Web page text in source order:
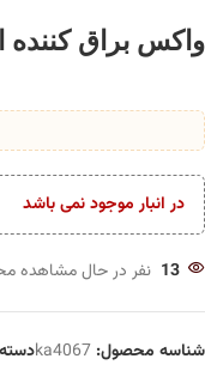
واکس براق کننده
در انبار موجود نمی باشد
13 نفر در حال مشاهده
شناسه محصول: ka4067